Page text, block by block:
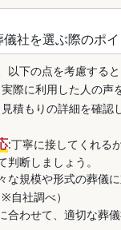
社を選ぶ際のポ
以下の点を考慮すると
際に利用した人の声
積もりの詳細を確認
:丁寧に接してくれる
断しましょう。
な規模や形式の葬儀
自社調べ）
合わせて、適切な葬